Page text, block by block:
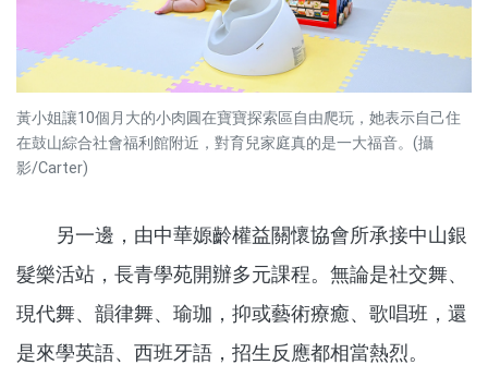
黃小姐讓10個月大的小肉圓在寶寶探索區自由爬玩，她表示自己住
在鼓山綜合社會福利館附近，對育兒家庭真的是一大福音。(攝
影/Carter)
另一邊，由中華嫄齡權益關懷協會所承接中山銀
髮樂活站，長青學苑開辦多元課程。無論是社交舞、
現代舞、韻律舞、瑜珈，抑或藝術療癒、歌唱班，還
是來學英語、西班牙語，招生反應都相當熱烈。